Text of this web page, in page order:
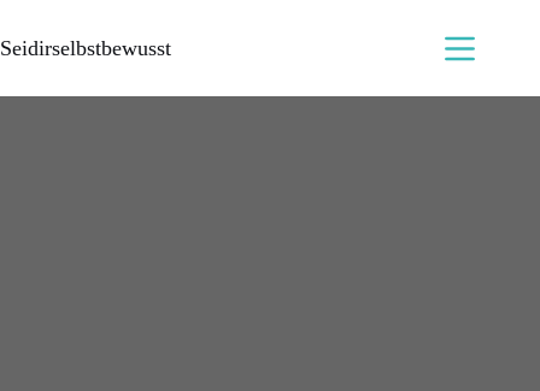
Seidirselbstbewusst